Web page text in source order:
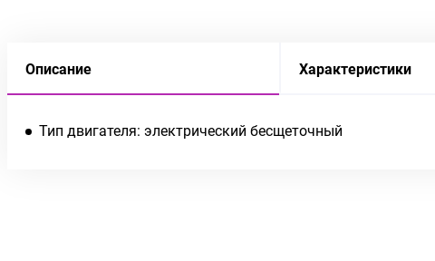
Описание Характеристики
Тип двигателя: электрический бесщеточный